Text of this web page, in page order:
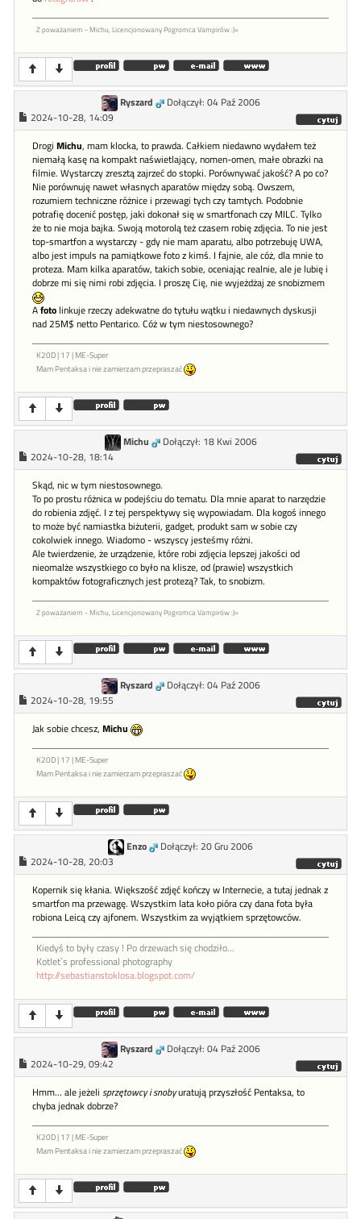
Z poważaniem - Michu, Licencjonowany Pogromca Vampirów :)=
Ryszard
Dołączył: 04 Paź 2006
2024-10-28, 14:09
Drogi Michu, mam klocka, to prawda. Całkiem niedawno wydałem też
niemałą kasę na kompakt naświetlający, nomen-omen, małe obrazki na
filmie. Wystarczy zresztą zajrzeć do stopki. Porównywać jakość? A po co?
Nie porównuję nawet własnych aparatów między sobą. Owszem,
rozumiem techniczne różnice i przewagi tych czy tamtych. Podobnie
potrafię docenić postęp, jaki dokonał się w smartfonach czy MILC. Tylko
że to nie moja bajka. Swoją motorolą też czasem robię zdjęcia. To nie jest
top-smartfon a wystarczy - gdy nie mam aparatu, albo potrzebuję UWA,
albo jest impuls na pamiątkowe foto z kimś. I fajnie, ale cóż, dla mnie to
proteza. Mam kilka aparatów, takich sobie, oceniając realnie, ale je lubię i
dobrze mi się nimi robi zdjęcia. I proszę Cię, nie wyjeżdżaj ze snobizmem
Afoto linkuje rzeczy adekwatne do tytułu wątku i niedawnych dyskusji
nad 25M$ netto Pentarico. Cóż w tym niestosownego?
K20D | 17 | ME-Super
Mam Pentaksa i nie zamierzam przepraszać
Michu
Dołączył: 18 Kwi 2006
2024-10-28, 18:14
Skąd, nic w tym niestosownego.
To po prostu różnica w podejściu do tematu. Dla mnie aparat to narzędzie
do robienia zdjęć. I z tej perspektywy się wypowiadam. Dla kogoś innego
to może być namiastka biżuterii, gadget, produkt sam w sobie czy
cokolwiek innego. Wiadomo - wszyscy jesteśmy różni.
Ale twierdzenie, że urządzenie, które robi zdjęcia lepszej jakości od
nieomalże wszystkiego co było na klisze, od (prawie) wszystkich
kompaktów fotograficznych jest protezą? Tak, to snobizm.
Z poważaniem - Michu, Licencjonowany Pogromca Vampirów :)=
Ryszard
Dołączył: 04 Paź 2006
2024-10-28, 19:55
Jak sobie chcesz, Michu
K20D | 17 | ME-Super
Mam Pentaksa i nie zamierzam przepraszać
Enzo
Dołączył: 20 Gru 2006
2024-10-28, 20:03
Kopernik się kłania. Większość zdjęć kończy w Internecie, a tutaj jednak z
smartfon ma przewagę. Wszystkim lata koło pióra czy dana fota była
robiona Leicą czy ajfonem. Wszystkim za wyjątkiem sprzętowców.
Kiedyś to były czasy ! Po drzewach się chodziło...
Kotlet`s professional photography
http://sebastianstoklosa.blogspot.com/
Ryszard
Dołączył: 04 Paź 2006
2024-10-29, 09:42
Hmm... ale jeżeli sprzętowcy i snobyuratują przyszłość Pentaksa, to
chyba jednak dobrze?
K20D | 17 | ME-Super
Mam Pentaksa i nie zamierzam przepraszać